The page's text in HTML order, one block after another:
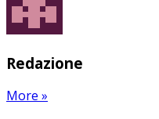
Redazione
More »